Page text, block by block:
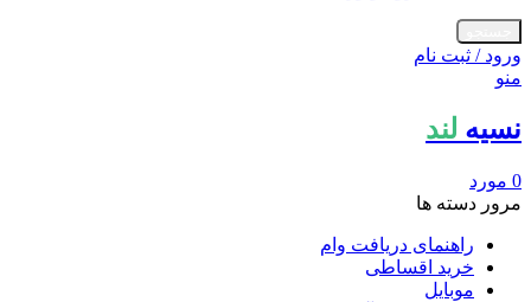
ورود / ثبت نام
منو
نسیه لند
0 مورد
مرور دسته ها
راهنمای دریافت وام
خرید اقساطی
موبایل